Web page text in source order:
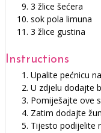
3 žlice šećera
sok pola limuna
3 žlice gustina
Instructions
Upalite pećnicu
U zdjelu dodajte
Pomiješajte ove
Zatim dodajte
Tijesto podijelite